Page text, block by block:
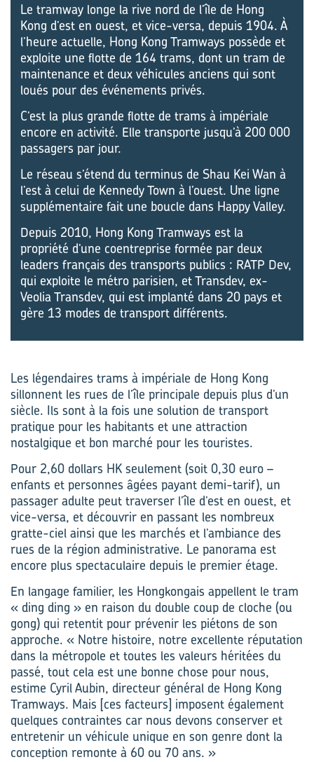
Le tramway longe la rive nord de l’île de Hong
Kong d’est en ouest, et vice-versa, depuis 1904. À
l’heure actuelle, Hong Kong Tramways possède et
exploite une flotte de 164 trams, dont un tram de
maintenance et deux véhicules anciens qui sont
loués pour des événements privés.
C’est la plus grande flotte de trams à impériale
encore en activité. Elle transporte jusqu’à 200 000
passagers par jour.
Le réseau s’étend du terminus de Shau Kei Wan à
l’est à celui de Kennedy Town à l’ouest. Une ligne
supplémentaire fait une boucle dans Happy Valley.
Depuis 2010, Hong Kong Tramways est la
propriété d’une coentreprise formée par deux
leaders français des transports publics : RATP Dev,
qui exploite le métro parisien, et Transdev, ex-
Veolia Transdev, qui est implanté dans 20 pays et
gère 13 modes de transport différents.
Les légendaires trams à impériale de Hong Kong
sillonnent les rues de l’île principale depuis plus d’un
siècle. Ils sont à la fois une solution de transport
pratique pour les habitants et une attraction
nostalgique et bon marché pour les touristes.
Pour 2,60 dollars HK seulement (soit 0,30 euro –
enfants et personnes âgées payant demi-tarif), un
passager adulte peut traverser l’île d’est en ouest, et
vice-versa, et découvrir en passant les nombreux
gratte-ciel ainsi que les marchés et l’ambiance des
rues de la région administrative. Le panorama est
encore plus spectaculaire depuis le premier étage.
En langage familier, les Hongkongais appellent le tram
« ding ding » en raison du double coup de cloche (ou
gong) qui retentit pour prévenir les piétons de son
approche. « Notre histoire, notre excellente réputation
dans la métropole et toutes les valeurs héritées du
passé, tout cela est une bonne chose pour nous,
estime Cyril Aubin, directeur général de Hong Kong
Tramways. Mais [ces facteurs] imposent également
quelques contraintes car nous devons conserver et
entretenir un véhicule unique en son genre dont la
conception remonte à 60 ou 70 ans. »